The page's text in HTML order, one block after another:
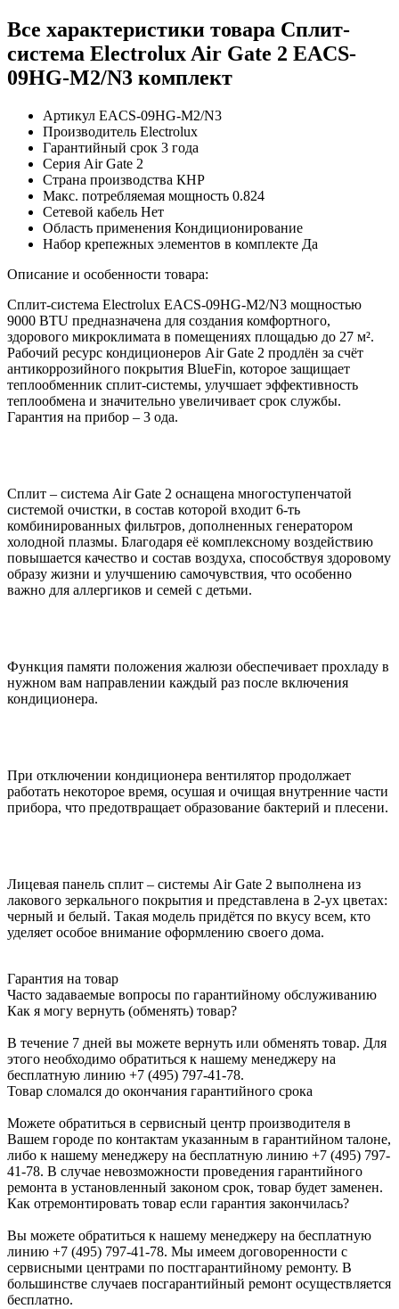
Все характеристики товара Сплит-
система Electrolux Air Gate 2 EACS-
09HG-M2/N3 комплект
Артикул EACS-09HG-M2/N3
Производитель Electrolux
Гарантийный срок 3 года
Серия Air Gate 2
Страна производства КНР
Макс. потребляемая мощность 0.824
Сетевой кабель Нет
Область применения Кондиционирование
Набор крепежных элементов в комплекте Да
Описание и особенности товара:
Сплит-система Electrolux EACS-09HG-M2/N3 мощностью
9000 BTU предназначена для создания комфортного,
здорового микроклимата в помещениях площадью до 27 м².
Рабочий ресурс кондиционеров Air Gate 2 продлён за счёт
антикоррозийного покрытия BlueFin, которое защищает
теплообменник сплит-системы, улучшает эффективность
теплообмена и значительно увеличивает срок службы.
Гарантия на прибор – 3 ода.
Сплит – система Air Gate 2 оснащена многоступенчатой
системой очистки, в состав которой входит 6-ть
комбинированных фильтров, дополненных генератором
холодной плазмы. Благодаря её комплексному воздействию
повышается качество и состав воздуха, способствуя здоровому
образу жизни и улучшению самочувствия, что особенно
важно для аллергиков и семей с детьми.
Функция памяти положения жалюзи обеспечивает прохладу в
нужном вам направлении каждый раз после включения
кондиционера.
При отключении кондиционера вентилятор продолжает
работать некоторое время, осушая и очищая внутренние части
прибора, что предотвращает образование бактерий и плесени.
Лицевая панель сплит – системы Air Gate 2 выполнена из
лакового зеркального покрытия и представлена в 2-ух цветах:
черный и белый. Такая модель придётся по вкусу всем, кто
уделяет особое внимание оформлению своего дома.
Гарантия на товар
Часто задаваемые вопросы по гарантийному обслуживанию
Как я могу вернуть (обменять) товар?
В течение 7 дней вы можете вернуть или обменять товар. Для
этого необходимо обратиться к нашему менеджеру на
бесплатную линию +7 (495) 797-41-78.
Товар сломался до окончания гарантийного срока
Можете обратиться в сервисный центр производителя в
Вашем городе по контактам указанным в гарантийном талоне,
либо к нашему менеджеру на бесплатную линию +7 (495) 797-
41-78. В случае невозможности проведения гарантийного
ремонта в установленный законом срок, товар будет заменен.
Как отремонтировать товар если гарантия закончилась?
Вы можете обратиться к нашему менеджеру на бесплатную
линию +7 (495) 797-41-78. Мы имеем договоренности с
сервисными центрами по постгарантийному ремонту. В
большинстве случаев посгарантийный ремонт осуществляется
бесплатно.